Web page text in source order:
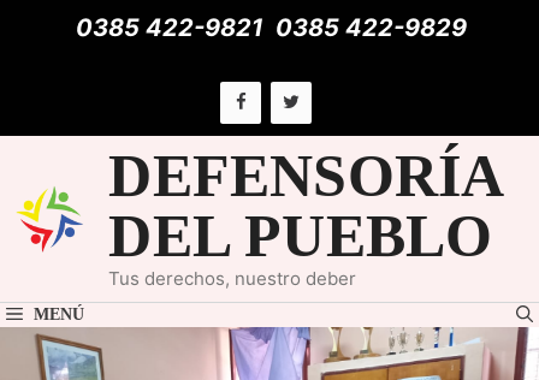
0385 422-9821 0385 422-9829
DEFENSORÍA
DEL PUEBLO
Tus derechos, nuestro deber
MENÚ